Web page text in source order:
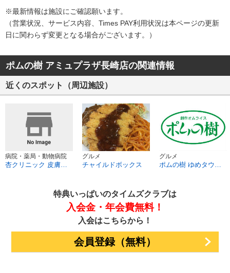
※最新情報は施設にご確認願います。
（営業状況、サービス内容、Times PAY利用状況は本ページの​更新
日に関わらず変更となる場合がございます。）​
ポムの樹 アミュプラザ長崎店の関連情報
近くのスポット（周辺施設）
病院・薬局・動物病院
杏クリニック 皮膚科・美容皮膚科
グルメ
チャイルドボックス
グルメ
ポムの樹 ゆめタウン夢彩都店
特典いっぱいのタイムズクラブは
入会金・年会費無料！
入会はこちらから！
会員登録（無料）